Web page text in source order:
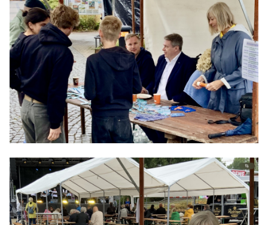
CDU Brandenburg
CDU Potsdam